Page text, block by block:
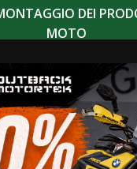
DEI
MOTO